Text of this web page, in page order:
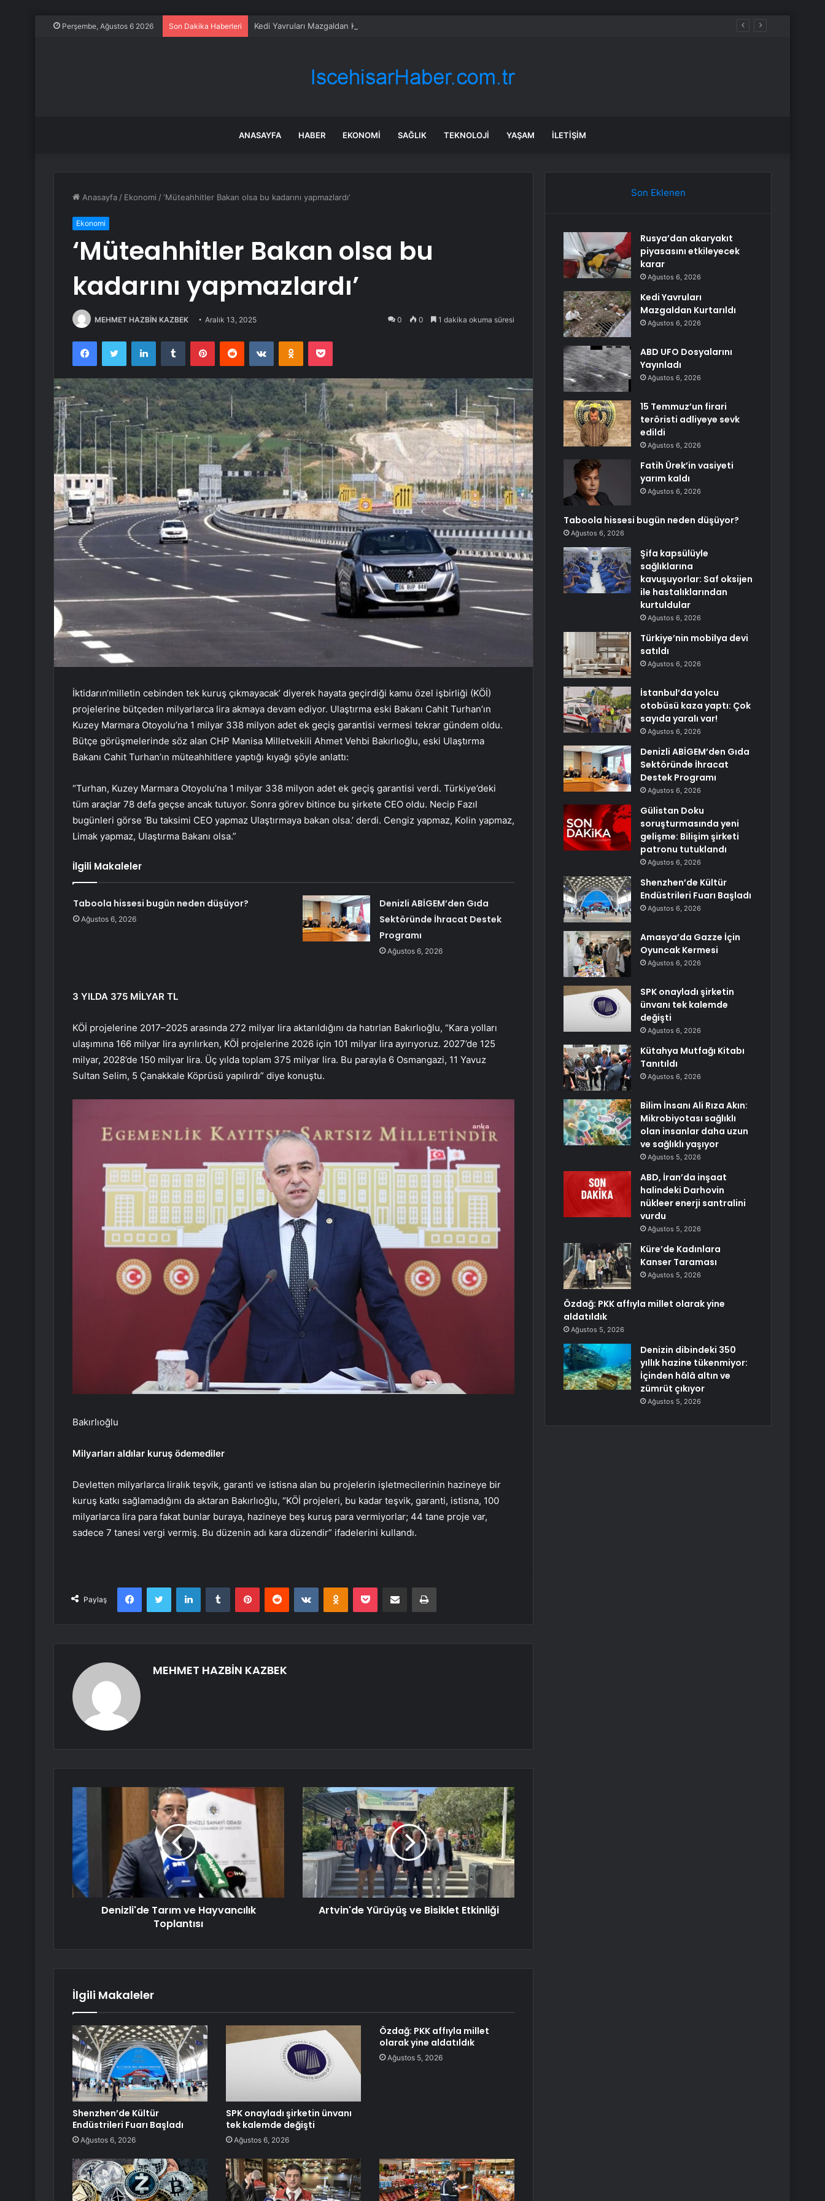
Perşembe, Ağustos 6 2026 Son Dakika Haberleri Kedi Yavruları Mazgaldan Kurtarıldı
ANASAYFA HABER EKONOMI SAĞLIK TEKNOLOJI YAŞAM İLETIŞIM
Anasayfa / Ekonomi /‘Müteahhitler Bakan olsa bu kadarını yapmazlardı’
Ekonomi
‘Müteahhitler Bakan olsa bu
kadarını yapmazlardı’
MEHMET HAZBİN KAZBEK Aralık 13, 2025 0 0 1 dakika okuma süresi
FacebookTwitter LinkedInTumblr PinterestReddit VKontakteOdnoklassniki
Pocket
İktidarın‘milletin cebinden tek kuruş çıkmayacak’ diyerek hayata geçirdiği kamu özel işbirliği (KÖİ)
projelerine bütçeden milyarlarca lira akmaya devam ediyor. Ulaştırma eski Bakanı Cahit Turhan’ın
Kuzey Marmara Otoyolu’na 1 milyar 338 milyon adet ek geçiş garantisi vermesi tekrar gündem oldu.
Bütçe görüşmelerinde söz alan CHP Manisa Milletvekili Ahmet Vehbi Bakırlıoğlu, eski Ulaştırma
Bakanı Cahit Turhan’ın müteahhitlere yaptığı kıyağı şöyle anlattı:
“Turhan, Kuzey Marmara Otoyolu’na 1 milyar 338 milyon adet ek geçiş garantisi verdi. Türkiye’deki
tüm araçlar 78 defa geçse ancak tutuyor. Sonra görev bitince bu şirkete CEO oldu. Necip Fazıl
bugünleri görse ‘Bu taksimi CEO yapmaz Ulaştırmaya bakan olsa.’ derdi. Cengiz yapmaz, Kolin yapmaz,
Limak yapmaz, Ulaştırma Bakanı olsa.”
İlgili Makaleler
Taboola hissesi bugün neden düşüyor?
Ağustos 6, 2026
Denizli ABİGEM’den Gıda
Sektöründe İhracat Destek
Programı
Ağustos 6, 2026
3 YILDA 375 MİLYAR TL
KÖİ projelerine 2017–2025 arasında 272 milyar lira aktarıldığını da hatırlan Bakırlıoğlu, “Kara yolları
ulaşımına 166 milyar lira ayrılırken, KÖİ projelerine 2026 için 101 milyar lira ayırıyoruz. 2027’de 125
milyar, 2028’de 150 milyar lira. Üç yılda toplam 375 milyar lira. Bu parayla 6 Osmangazi, 11 Yavuz
Sultan Selim, 5 Çanakkale Köprüsü yapılırdı” diye konuştu.
Bakırlıoğlu
Milyarları aldılar kuruş ödemediler
Devletten milyarlarca liralık teşvik, garanti ve istisna alan bu projelerin işletmecilerinin hazineye bir
kuruş katkı sağlamadığını da aktaran Bakırlıoğlu, “KÖİ projeleri, bu kadar teşvik, garanti, istisna, 100
milyarlarca lira para fakat bunlar buraya, hazineye beş kuruş para vermiyorlar; 44 tane proje var,
sadece 7 tanesi vergi vermiş. Bu düzenin adı kara düzendir” ifadelerini kullandı.
Paylaş
FacebookTwitter LinkedInTumblr PinterestReddit VKontakteOdnoklassniki
Pocket E-Posta ile paylaş Yazdır
MEHMET HAZBİN KAZBEK
Denizli'de Tarım ve Hayvancılık
Toplantısı
Artvin'de Yürüyüş ve Bisiklet Etkinliği
İlgili Makaleler
Shenzhen’de Kültür
Endüstrileri Fuarı Başladı
Ağustos 6, 2026
SPK onayladı şirketin ünvanı
tek kalemde değişti
Ağustos 6, 2026
Özdağ: PKK affıyla millet
olarak yine aldatıldık
Ağustos 5, 2026
Son Eklenen
Rusya’dan akaryakıt
piyasasını etkileyecek
karar
Ağustos 6, 2026
Kedi Yavruları
Mazgaldan Kurtarıldı
Ağustos 6, 2026
ABD UFO Dosyalarını
Yayınladı
Ağustos 6, 2026
15 Temmuz’un firari
teröristi adliyeye sevk
edildi
Ağustos 6, 2026
Fatih Ürek’in vasiyeti
yarım kaldı
Ağustos 6, 2026
Taboola hissesi bugün neden düşüyor?
Ağustos 6, 2026
Şifa kapsülüyle
sağlıklarına
kavuşuyorlar: Saf oksijen
ile hastalıklarından
kurtuldular
Ağustos 6, 2026
Türkiye’nin mobilya devi
satıldı
Ağustos 6, 2026
İstanbul’da yolcu
otobüsü kaza yaptı: Çok
sayıda yaralı var!
Ağustos 6, 2026
Denizli ABİGEM’den Gıda
Sektöründe İhracat
Destek Programı
Ağustos 6, 2026
Gülistan Doku
soruşturmasında yeni
gelişme: Bilişim şirketi
patronu tutuklandı
Ağustos 6, 2026
Shenzhen’de Kültür
Endüstrileri Fuarı Başladı
Ağustos 6, 2026
Amasya’da Gazze İçin
Oyuncak Kermesi
Ağustos 6, 2026
SPK onayladı şirketin
ünvanı tek kalemde
değişti
Ağustos 6, 2026
Kütahya Mutfağı Kitabı
Tanıtıldı
Ağustos 6, 2026
Bilim İnsanı Ali Rıza Akın:
Mikrobiyotası sağlıklı
olan insanlar daha uzun
ve sağlıklı yaşıyor
Ağustos 5, 2026
ABD, İran’da inşaat
halindeki Darhovin
nükleer enerji santralini
vurdu
Ağustos 5, 2026
Küre’de Kadınlara
Kanser Taraması
Ağustos 5, 2026
Özdağ: PKK affıyla millet olarak yine
aldatıldık
Ağustos 5, 2026
Denizin dibindeki 350
yıllık hazine tükenmiyor:
İçinden hâlâ altın ve
zümrüt çıkıyor
Ağustos 5, 2026